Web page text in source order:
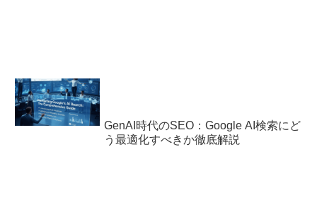
GenAI時代のSEO：Google AI検索にど
う最適化すべきか徹底解説